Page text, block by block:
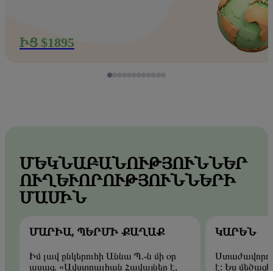
ԻՑ $1895
ՄԵԿՆԱԲԱՆՈՒԹՅՈՒՆՆԵՐ
ՈՒՂԵՒՈՐՈՒԹՅՈՒՆՆԵՐԻ Մ
ԱՍԻՆ
ՄԱՐԻԱ, ՊԵՐՄԻ ՔԱՂԱՔ
Իմ լավ ընկերուհի Աննա Պ.-ն մի օր
ասաց. «Ավստրալիան Հավայներ է,
ԿԱՐԵՆ
է: Ես